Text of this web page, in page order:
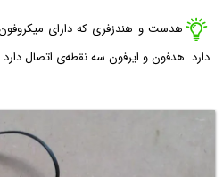
دارد. هدفون و ایرفون سه نقطه‌ی اتصال دارد.